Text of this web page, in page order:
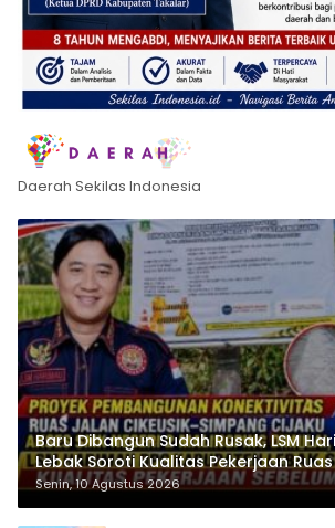
Daerah Sekilas Indonesia
Baru Dibangun Sudah Rusak, LSM
Lebak Soroti Kualitas Pekerjaan
Cikeusik-Simpang Cijaku
Senin, 10 Agustus 2026